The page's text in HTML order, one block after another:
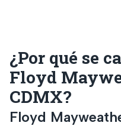
¿Por qué se
Floyd
CDMX?
Floyd